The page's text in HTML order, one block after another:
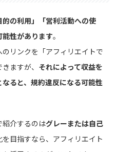
の利用」「営利活動への使
性があります。
リンクを「アフィリエイトで
ますが、 それによって収益を
ると、規約違反になる可能性
紹介するのはグレーまたは自己
目指すなら、アフィリエイト